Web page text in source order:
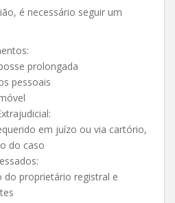
é necessário seguir um
prolongada
pessoais
em juízo ou via cartório,
do caso
do proprietário registral e